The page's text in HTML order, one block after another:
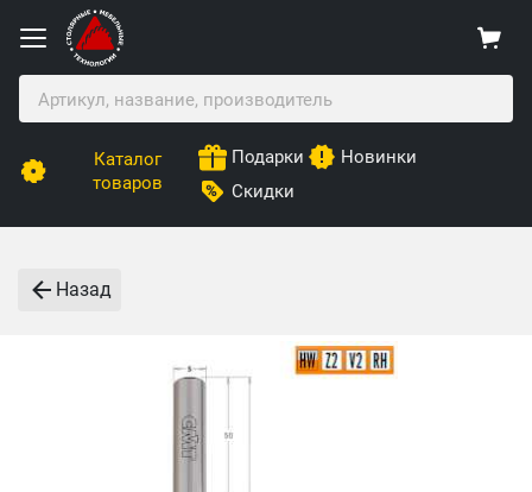
Каталог
товаров
Подарки
Новинки
Скидки
Назад